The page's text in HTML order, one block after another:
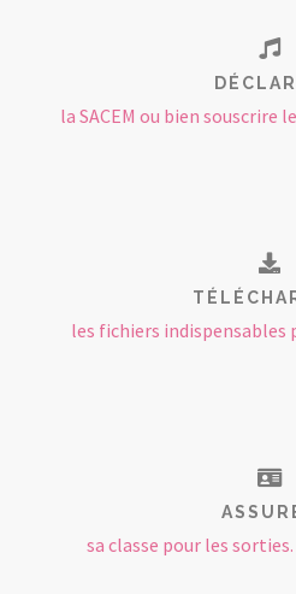
la SACEM ou bien souscrire
les fichiers indispensables
sa classe pour les